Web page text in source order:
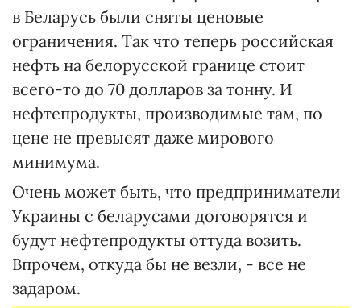
в Беларусь были сняты ценовые
ограничения. Так что теперь российская
нефть на белорусской границе стоит
всего-то до 70 долларов за тонну. И
нефтепродукты, производимые там, по
цене не превысят даже мирового
минимума.
Очень может быть, что предприниматели
Украины с беларусами договорятся и
будут нефтепродукты оттуда возить.
Впрочем, откуда бы не везли, - все не
задаром.